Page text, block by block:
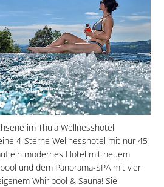
im Thula Wellnesshotel
4-Sterne Wellnesshotel mit nur 45
ein modernes Hotel mit neuem
und dem Panorama-SPA mit vier
Whirlpool & Sauna! Sie